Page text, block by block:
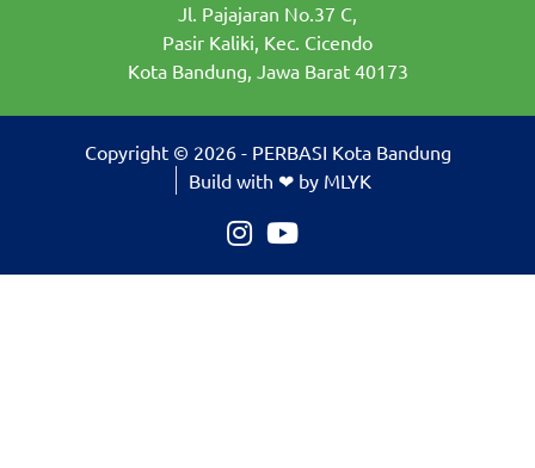
Jl. Pajajaran No.37 C,
Pasir Kaliki, Kec. Cicendo
Kota Bandung, Jawa Barat 40173
Copyright © 2026 - PERBASI Kota Bandung
Build with ❤ by MLYK